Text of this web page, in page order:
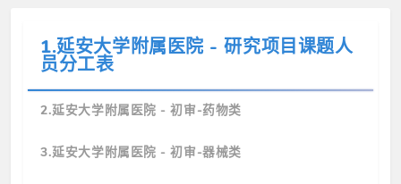
1.延安大学附属医院 - 研究项目课题人
员分工表
2.延安大学附属医院 - 初审-药物类
3.延安大学附属医院 - 初审-器械类